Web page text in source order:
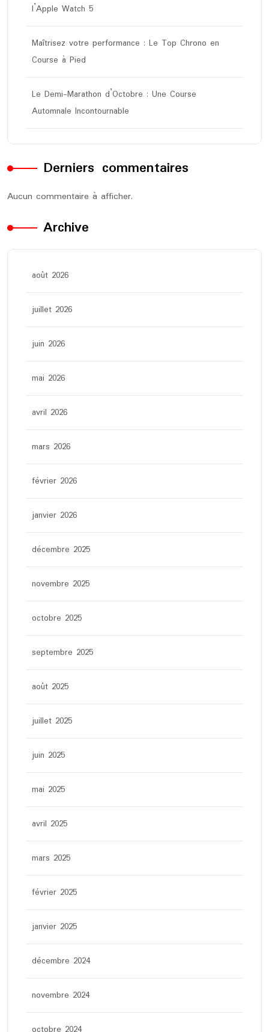
l’Apple Watch 5
Maîtrisez votre performance : Le Top Chrono en
Course à Pied
Le Demi-Marathon d’Octobre : Une Course
Automnale Incontournable
Derniers commentaires
Aucun commentaire à afficher.
Archive
août 2026
juillet 2026
juin 2026
mai 2026
avril 2026
mars 2026
février 2026
janvier 2026
décembre 2025
novembre 2025
octobre 2025
septembre 2025
août 2025
juillet 2025
juin 2025
mai 2025
avril 2025
mars 2025
février 2025
janvier 2025
décembre 2024
novembre 2024